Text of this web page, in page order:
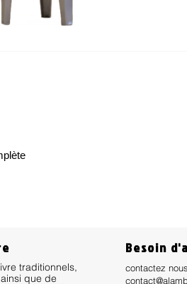
traditionnels,
que de
Besoin
contactez